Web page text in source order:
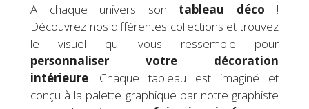
A chaque univers son tableau déco !
Découvrez nos différentes collections et trouvez
le visuel qui vous ressemble pour
personnaliser votre
décoration
intérieure. Chaque tableau est imaginé et
conçu à la palette graphique par notre graphiste